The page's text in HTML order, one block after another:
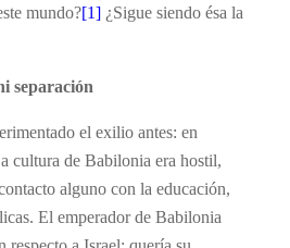
mundo?[1] ¿Sigue siendo ésa la
separación
el exilio antes: en
cultura de Babilonia era hostil,
alguno con la educación,
El emperador de Babilonia